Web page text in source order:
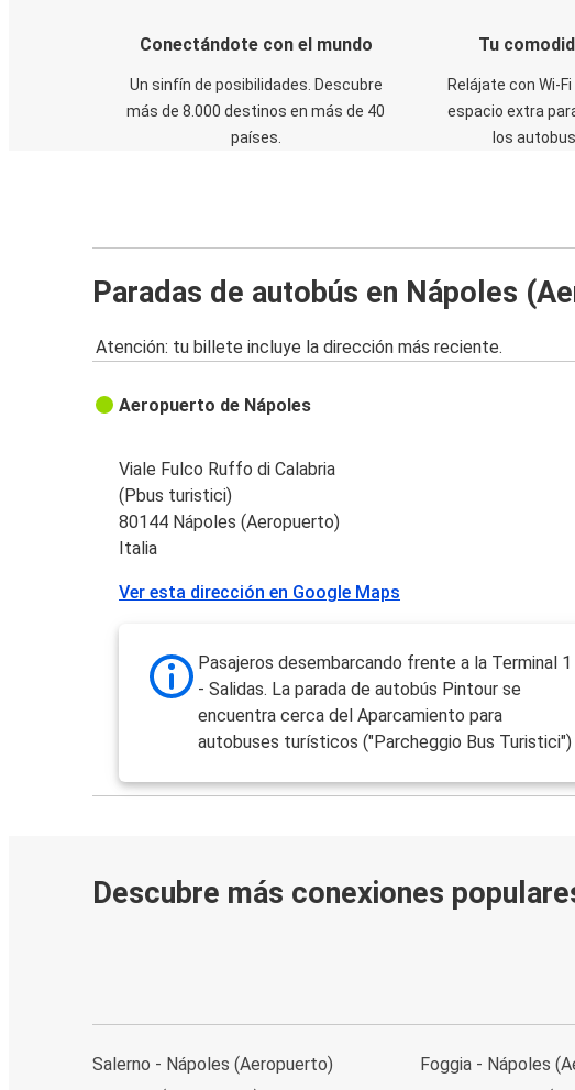
Conectándote con el mundo
Un sinfín de posibilidades. Descubre
más de 8.000 destinos en más de 40
países.
Tu
Relájate con Wi-
espacio extra
los
Paradas de autobús en Nápoles
Atención: tu billete incluye la dirección más reciente.
Aeropuerto de Nápoles
Viale Fulco Ruffo di Calabria
(Pbus turistici)
80144 Nápoles (Aeropuerto)
Italia
Ver esta dirección en Google Maps
Pasajeros desembarcando frente a la Terminal 1
- Salidas. La parada de autobús Pintour se
encuentra cerca del Aparcamiento para
autobuses turísticos ("Parcheggio Bus Turistici")
Descubre más conexiones
Salerno - Nápoles (Aeropuerto)
Foggia - Nápoles